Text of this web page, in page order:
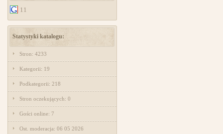
11
Statystyki katalogu:
Stron: 4233
Kategorii: 19
Podkategorii: 218
Stron oczekujących: 0
Gości online: 7
Ost. moderacja: 06 05 2026